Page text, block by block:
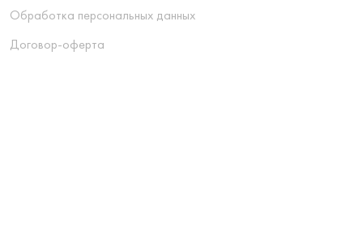
Обработка персональных данных
Договор-оферта